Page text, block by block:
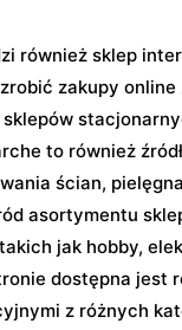
również sklep
zakupy online
to również
ścian,
asortymentu
jak hobby,
dostępna jest
z różnych